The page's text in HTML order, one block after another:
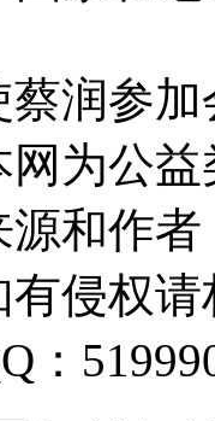
润参加
网为公
和作
侵权
：